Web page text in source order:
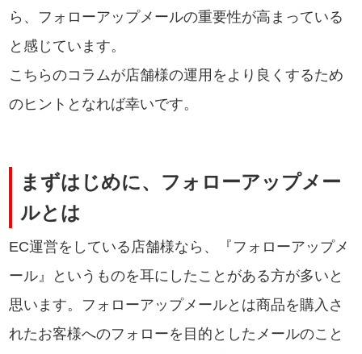
ら、フォローアップメールの重要性が高まっている
と感じています。
こちらのコラムが店舗様の運用をより良くするため
のヒントとなれば幸いです。
まずはじめに、フォローアップメー
ルとは
EC運営をしている店舗様なら、『フォローアップメ
ール』というものを耳にしたことがある方が多いと
思います。フォローアップメールとは商品を購入さ
れたお客様へのフォローを目的としたメールのこと